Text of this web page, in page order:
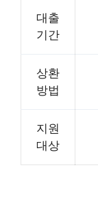
대출
기간
상환
방법
지원
대상